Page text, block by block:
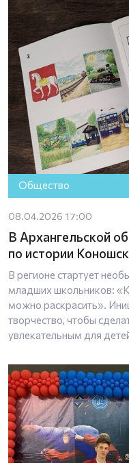
Общество
08.04.2026 17:00
В Архангельской
по истории
В регионе стартует
младших школьников:
можно раскрасить».
творчество, чтобы
увлекательным для